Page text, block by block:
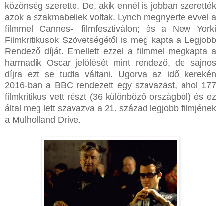
közönség szerette. De, akik ennél is jobban szerették
azok a szakmabeliek voltak. Lynch megnyerte evvel a
filmmel Cannes-i filmfesztiválon; és a New Yorki
Filmkritikusok Szövetségétől is meg kapta a Legjobb
Rendező díját. Emellett ezzel a filmmel megkapta a
harmadik Oscar jelölését mint rendező, de sajnos
díjra ezt se tudta váltani. Ugorva az idő kerekén
2016-ban a BBC rendezett egy szavazást, ahol 177
filmkritikus vett részt (36 különböző országból) és ez
által meg lett szavazva a 21. század legjobb filmjének
a Mulholland Drive.